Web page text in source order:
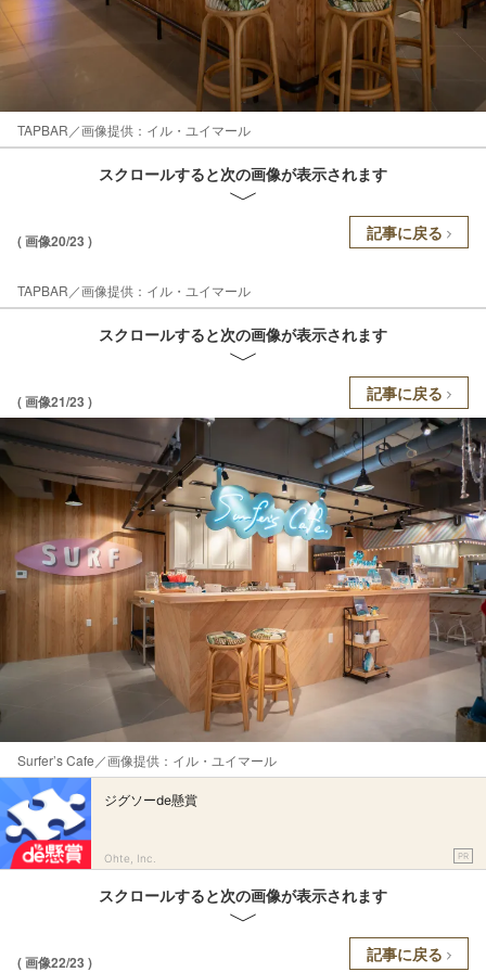
TAPBAR／画像提供：イル・ユイマール
スクロールすると次の画像が表示されます
( 画像20/23 ) 記事に戻る
TAPBAR／画像提供：イル・ユイマール
スクロールすると次の画像が表示されます
( 画像21/23 ) 記事に戻る
Surfer’s Cafe／画像提供：イル・ユイマール
ジグソーde懸賞
Ohte, Inc. PR
スクロールすると次の画像が表示されます
( 画像22/23 ) 記事に戻る